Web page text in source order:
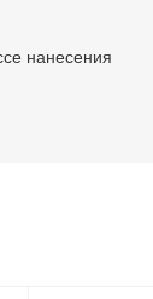
нанесения